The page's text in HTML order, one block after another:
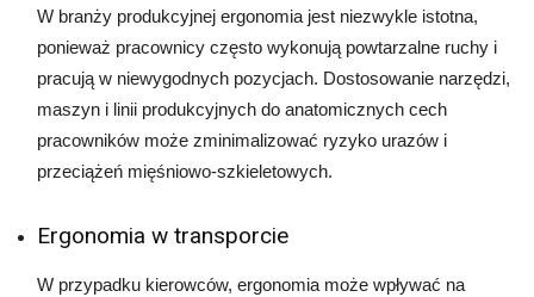
W branży produkcyjnej ergonomia jest niezwykle istotna,
ponieważ pracownicy często wykonują powtarzalne ruchy i
pracują w niewygodnych pozycjach. Dostosowanie narzędzi,
maszyn i linii produkcyjnych do anatomicznych cech
pracowników może zminimalizować ryzyko urazów i
przeciążeń mięśniowo-szkieletowych.
Ergonomia w transporcie
W przypadku kierowców, ergonomia może wpływać na